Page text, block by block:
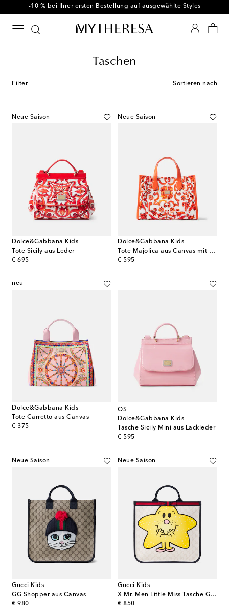
-10 % bei Ihrer ersten Bestellung auf ausgewählte Styles
Taschen
Filter Sortieren nach
Neue Saison
Dolce&Gabbana Kids
Tote Sicily aus Leder
€ 695
original price
Neue Saison
Dolce&Gabbana Kids
Tote Majolica aus Canvas mit Leder
€ 595
original price
neu
Dolce&Gabbana Kids
Tote Carretto aus Canvas
€ 375
original price
OS
Dolce&Gabbana Kids
Tasche Sicily Mini aus Lackleder
€ 595
original price
Neue Saison
Gucci Kids
GG Shopper aus Canvas
€ 980
original price
Neue Saison
Gucci Kids
X Mr. Men Little Miss Tasche GG aus Canvas
€ 850
original price